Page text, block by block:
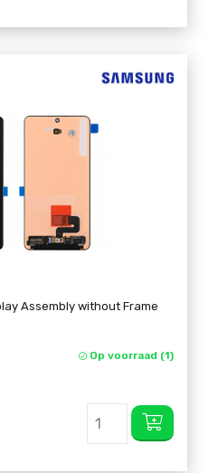
Assembly without Frame
Op voorraad (1)